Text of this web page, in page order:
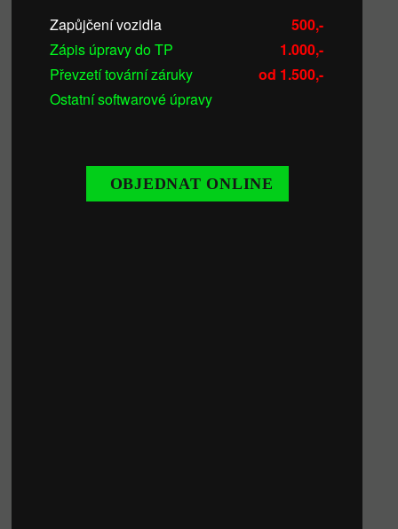
Zapůjčení vozidla
500,-
Zápis úpravy do TP
1.000,-
Převzetí tovární záruky
od 1.500,-
Ostatní softwarové úpravy
OBJEDNAT ONLINE